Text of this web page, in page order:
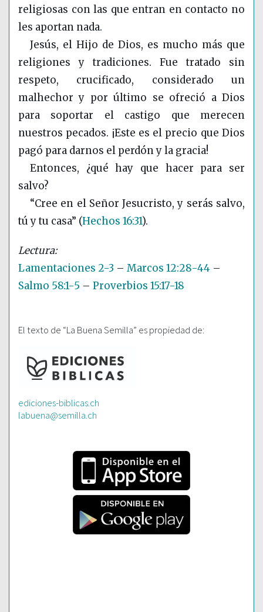
religiosas con las que entran en contacto no
les aportan nada.
Jesús, el Hijo de Dios, es mucho más que
religiones y tradiciones. Fue tratado sin
respeto, crucificado, considerado un
malhechor y por último se ofreció a Dios
para soportar el castigo que merecen
nuestros pecados. ¡Este es el precio que Dios
pagó para darnos el perdón y la gracia!
Entonces, ¿qué hay que hacer para ser
salvo?
“Cree en el Señor Jesucristo, y serás salvo,
tú y tu casa” (Hechos 16:31).
Lamentaciones 2-3 – Marcos 12:28-44 –
Salmo 58:1-5 – Proverbios 15:17-18
El texto de “La Buena Semilla” es propiedad de:
ediciones-biblicas.ch
labuena@semilla.ch